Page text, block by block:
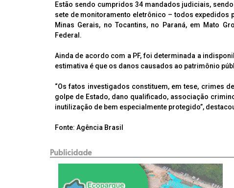
Estão sendo cumpridos 34 mandados judiciais,
sete de monitoramento eletrônico – todos expedidos
Minas Gerais, no Tocantins, no Paraná, em Mato
Federal.
Ainda de acordo com a PF, foi determinada a
estimativa é que os danos causados ao patrimônio
“Os fatos investigados constituem, em tese, crimes
golpe de Estado, dano qualificado, associação
inutilização de bem especialmente protegido”,
Fonte: Agência Brasil
Publicidade